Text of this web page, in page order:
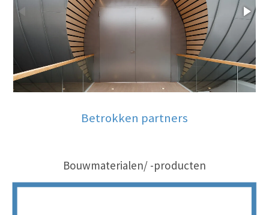
Betrokken partners
Bouwmaterialen/ -producten